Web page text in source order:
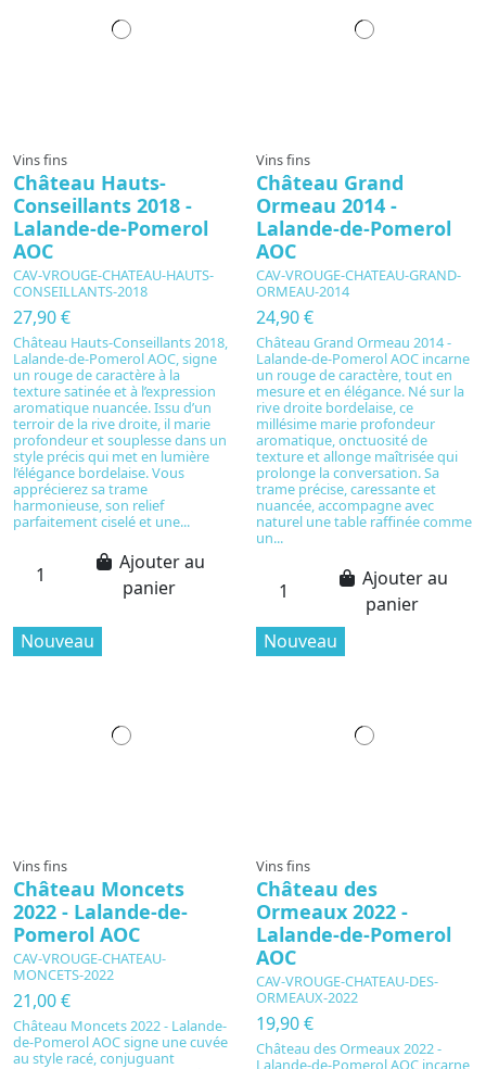
Vins fins
Château Hauts-
Conseillants 2018 -
Lalande-de-Pomerol
AOC
CAV-VROUGE-CHATEAU-HAUTS-
CONSEILLANTS-2018
27,90 €
Château Hauts-Conseillants 2018,
Lalande-de-Pomerol AOC, signe
un rouge de caractère à la
texture satinée et à l’expression
aromatique nuancée. Issu d’un
terroir de la rive droite, il marie
profondeur et souplesse dans un
style précis qui met en lumière
l’élégance bordelaise. Vous
apprécierez sa trame
harmonieuse, son relief
parfaitement ciselé et une...
Ajouter au
panier
Vins fins
Château Grand
Ormeau 2014 -
Lalande-de-Pomerol
AOC
CAV-VROUGE-CHATEAU-GRAND-
ORMEAU-2014
24,90 €
Château Grand Ormeau 2014 -
Lalande-de-Pomerol AOC incarne
un rouge de caractère, tout en
mesure et en élégance. Né sur la
rive droite bordelaise, ce
millésime marie profondeur
aromatique, onctuosité de
texture et allonge maîtrisée qui
prolonge la conversation. Sa
trame précise, caressante et
nuancée, accompagne avec
naturel une table raffinée comme
un...
Ajouter au
panier
Nouveau
Vins fins
Château Moncets
2022 - Lalande-de-
Pomerol AOC
CAV-VROUGE-CHATEAU-
MONCETS-2022
21,00 €
Château Moncets 2022 - Lalande-
de-Pomerol AOC signe une cuvée
au style racé, conjuguant
Nouveau
Vins fins
Château des
Ormeaux 2022 -
Lalande-de-Pomerol
AOC
CAV-VROUGE-CHATEAU-DES-
ORMEAUX-2022
19,90 €
Château des Ormeaux 2022 -
Lalande-de-Pomerol AOC incarne